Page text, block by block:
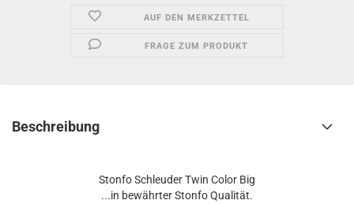
AUF DEN MERKZETTEL
FRAGE ZUM PRODUKT
Beschreibung
Stonfo Schleuder Twin Color Big
...in bewährter Stonfo Qualität.